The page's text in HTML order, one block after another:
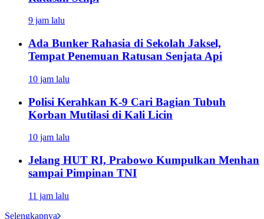
9 jam lalu
Ada Bunker Rahasia di Sekolah Jaksel,
Tempat Penemuan Ratusan Senjata Api
10 jam lalu
Polisi Kerahkan K-9 Cari Bagian Tubuh
Korban Mutilasi di Kali Licin
10 jam lalu
Jelang HUT RI, Prabowo Kumpulkan Menhan
sampai Pimpinan TNI
11 jam lalu
Selengkapnya